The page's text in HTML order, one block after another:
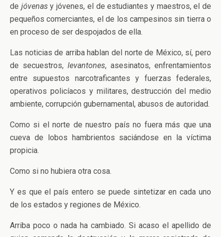
de jóvenasy jóvenes, el de estudiantes y maestros, el de
pequeños comerciantes, el de los campesinos sin tierra o
en proceso de ser despojados de ella.
Las noticias de arriba hablan del norte de México, sí, pero
de secuestros, levantones, asesinatos, enfrentamientos
entre supuestos narcotraficantes y fuerzas federales,
operativos policíacos y militares, destrucción del medio
ambiente, corrupción gubernamental, abusos de autoridad.
Como si el norte de nuestro país no fuera más que una
cueva de lobos hambrientos saciándose en la víctima
propicia.
Como si no hubiera otra cosa.
Y es que el país entero se puede sintetizar en cada uno
de los estados y regiones de México.
Arriba poco o nada ha cambiado. Si acaso el apellido de